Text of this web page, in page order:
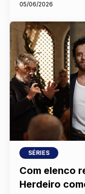
05/06/2026
SÉRIES
Com elenco
Herdeiro